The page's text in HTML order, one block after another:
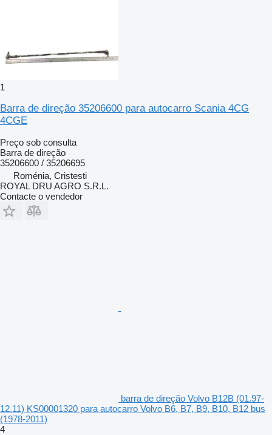
1
Barra de direção 35206600 para autocarro Scania 4CG
4CGE
Preço sob consulta
Barra de direção
35206600 / 35206695
Roménia, Cristesti
ROYAL DRU AGRO S.R.L.
Contacte o vendedor
barra de direção Volvo B12B (01.97-
12.11) KS00001320 para autocarro Volvo B6, B7, B9, B10, B12 bus
(1978-2011)
4